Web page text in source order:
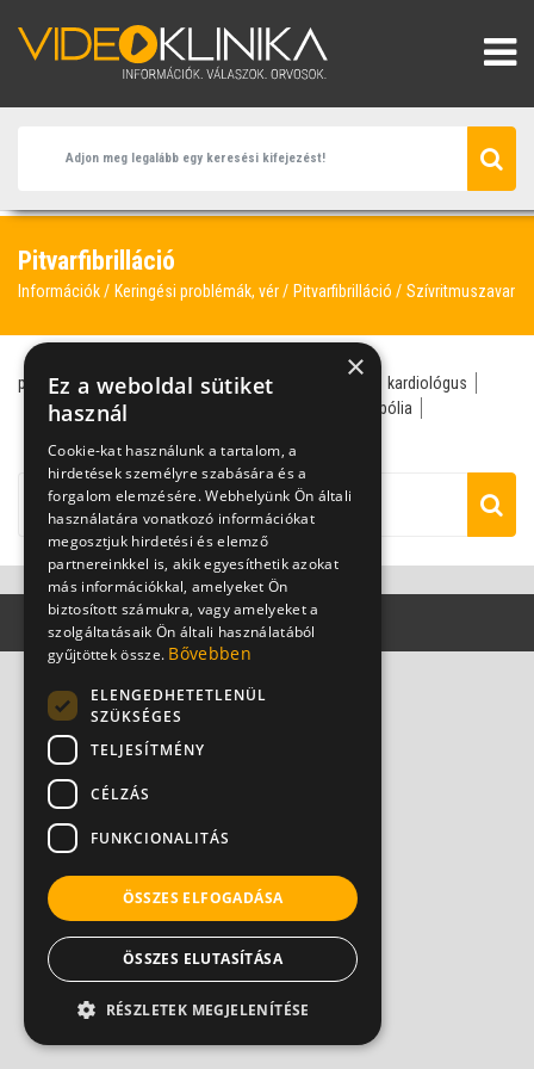
Pitvarfibrilláció
Információk Keringési problémák, vér Pitvarfibrilláció Szívritmuszavar
pitvarfibrilláció véralvadásgátlás stroke
kardiológus
szívritmus
szívritmuszavar
tüdőembólia
×
Ez a weboldal sütiket
használ
Cookie-kat használunk a tartalom, a
hirdetések személyre szabására és a
forgalom elemzésére. Webhelyünk Ön általi
használatára vonatkozó információkat
megosztjuk hirdetési és elemző
partnereinkkel is, akik egyesíthetik azokat
más információkkal, amelyeket Ön
biztosított számukra, vagy amelyeket a
szolgáltatásaik Ön általi használatából
gyűjtöttek össze. Bővebben
ELENGEDHETETLENÜL
SZÜKSÉGES
TELJESÍTMÉNY
CÉLZÁS
FUNKCIONALITÁS
ÖSSZES ELFOGADÁSA
ÖSSZES ELUTASÍTÁSA
RÉSZLETEK MEGJELENÍTÉSE